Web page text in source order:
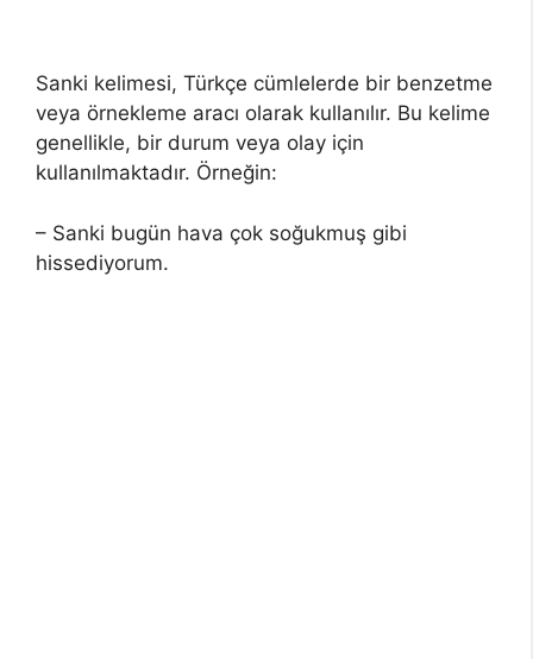
Sanki kelimesi, Türkçe cümlelerde bir benzetme
veya örnekleme aracı olarak kullanılır. Bu kelime
genellikle, bir durum veya olay için
kullanılmaktadır. Örneğin:
– Sanki bugün hava çok soğukmuş gibi
hissediyorum.